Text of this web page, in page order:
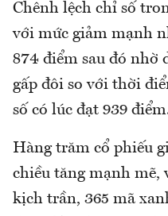
Chênh lệch chỉ số
với mức giảm mạnh
874 điểm sau đó nhờ
gấp đôi so với thời
số có lúc đạt 939
Hàng trăm cổ phiếu
chiều tăng mạnh mẽ,
kịch trần, 365 mã